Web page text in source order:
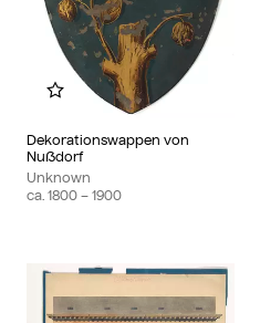
Dekorationswappen von
Nußdorf
Unknown
ca. 1800 – 1900
Add to my album